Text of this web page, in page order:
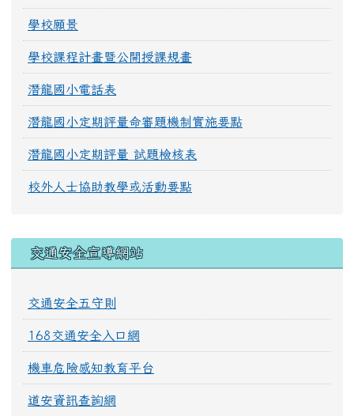
學校願景
學校課程計畫暨公開授課規畫
潛龍國小電話表
潛龍國小定期評量命審題機制實施要點
潛龍國小定期評量 試題檢核表
校外人士協助教學或活動要點
交通安全宣導網站
交通安全五守則
168交通安全入口網
機車危險感知教育平台
道安資訊查詢網